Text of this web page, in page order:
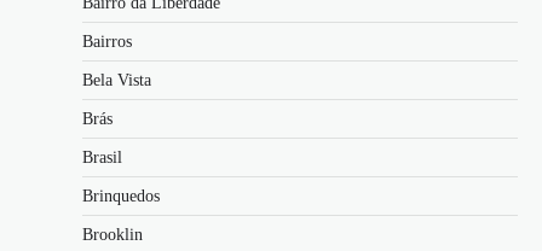
Bairros
Bela Vista
Brás
Brasil
Brinquedos
Brooklin